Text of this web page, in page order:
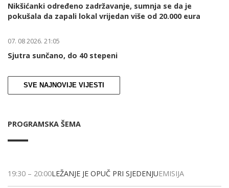
Nikšićanki određeno zadržavanje, sumnja se da je
pokušala da zapali lokal vrijedan više od 20.000 eura
07. 08 2026. 21:05
Sjutra sunčano, do 40 stepeni
SVE NAJNOVIJE VIJESTI
PROGRAMSKA ŠEMA
19:30 – 20:00LEŽANJE JE OPUČ PRI SJEDENJUEMISIJA